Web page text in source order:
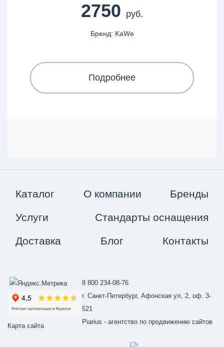
2750 руб.
Бренд: KaWe
Подробнее
Каталог О компании Бренды
Услуги Стандарты оснащения
Доставка Блог Контакты
Карта сайта
8 800 234-08-76
г. Санкт-Петербург, Афонская ул, 2, оф. 3-
521
Piarius - агентство по продвижению сайтов